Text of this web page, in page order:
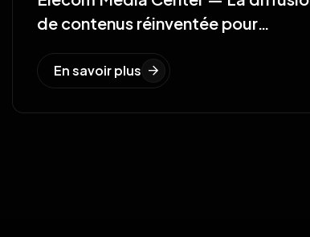
de contenus réinventée pour
En savoir plus